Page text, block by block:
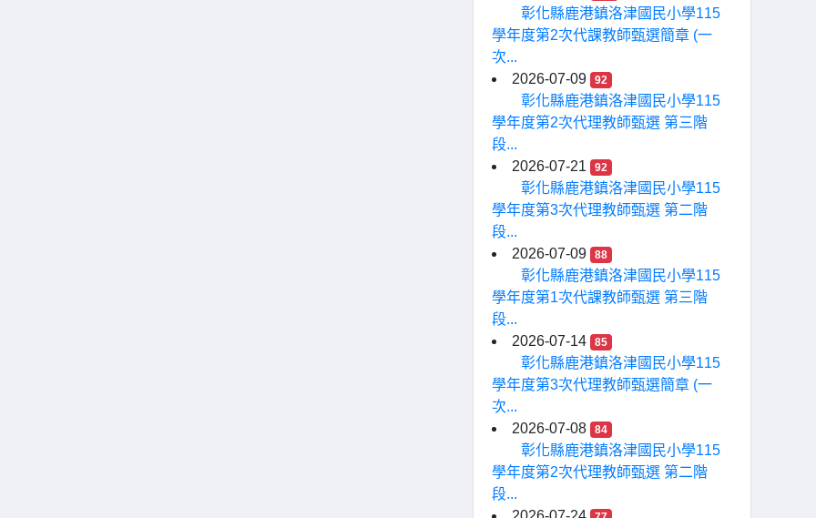
彰化縣鹿港鎮洛津國民小學115
學年度第2次代課教師甄選簡章 (一
次...
2026-07-09
92
彰化縣鹿港鎮洛津國民小學115
學年度第2次代理教師甄選 第三階
段...
2026-07-21
92
彰化縣鹿港鎮洛津國民小學115
學年度第3次代理教師甄選 第二階
段...
2026-07-09
88
彰化縣鹿港鎮洛津國民小學115
學年度第1次代課教師甄選 第三階
段...
2026-07-14
85
彰化縣鹿港鎮洛津國民小學115
學年度第3次代理教師甄選簡章 (一
次...
2026-07-08
84
彰化縣鹿港鎮洛津國民小學115
學年度第2次代理教師甄選 第二階
段...